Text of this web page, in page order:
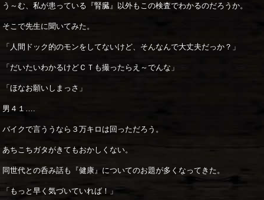
う～む、私が患っている『腎臓』以外もこの検査でわかるのだろうか。
そこで先生に聞いてみた。
「人間ドック的のモンをしてないけど、そんなんで大丈夫だっか？」
「だいたいわかるけどＣＴも撮ったらえ～でんな」
「ほなお願いしまっさ」
男４１….
バイクで言ううなら３万キロは回っただろう。
あちこちガタがきてもおかしくない。
同世代との呑み話も『健康』についてのお題が多くなってきた。
「もっと早く気づいていれば！」